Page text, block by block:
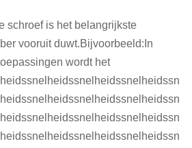
360
800 tot
1000
schroef is het belangrijkste
vooruit duwt.Bijvoorbeeld:In
wordt het